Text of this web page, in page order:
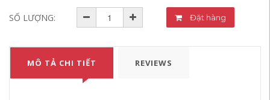
SỐ LƯỢNG: Đặt hàng
MÔ TẢ CHI TIẾT REVIEWS